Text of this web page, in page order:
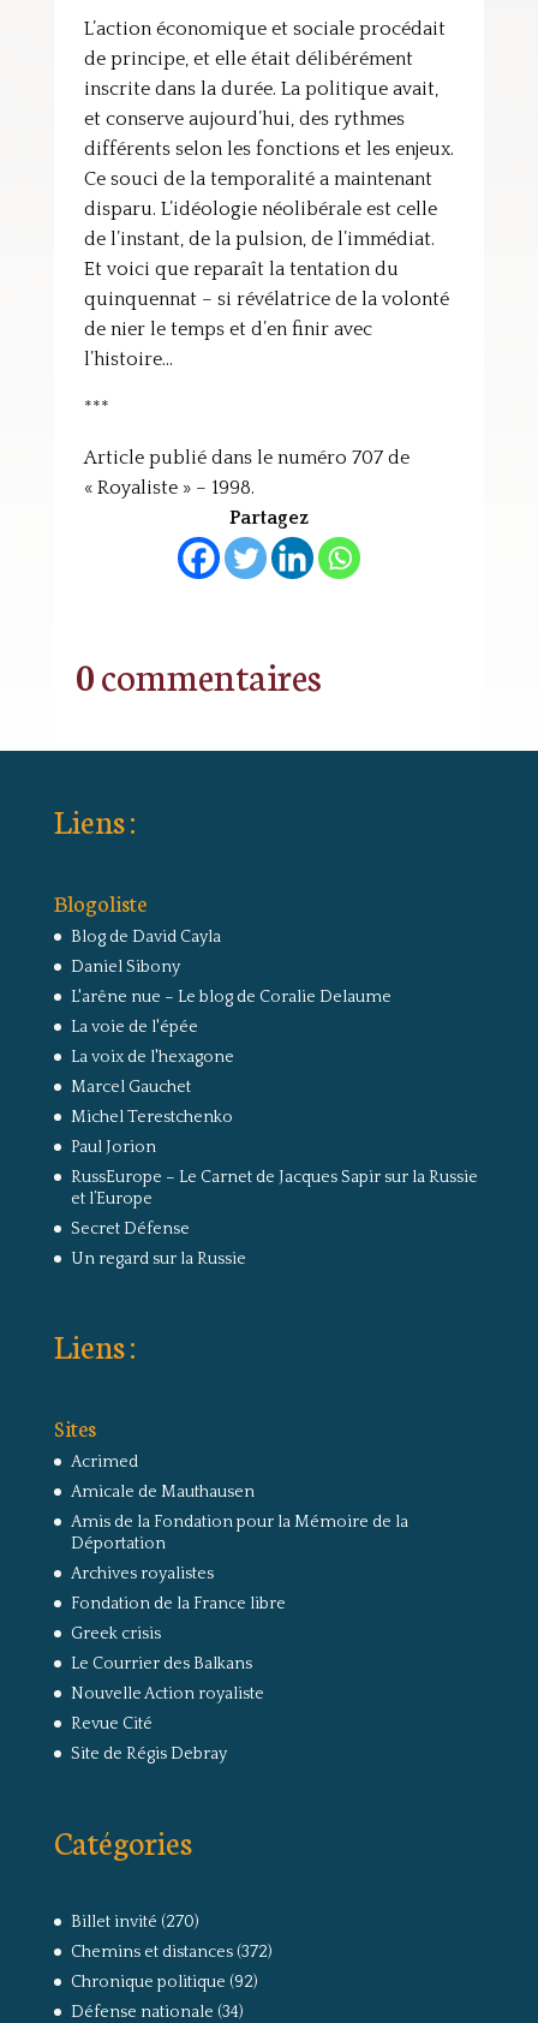
L’action économique et sociale procédait
de principe, et elle était délibérément
inscrite dans la durée. La politique avait,
et conserve aujourd’hui, des rythmes
différents selon les fonctions et les enjeux.
Ce souci de la temporalité a maintenant
disparu. L’idéologie néolibérale est celle
de l’instant, de la pulsion, de l’immédiat.
Et voici que reparaît la tentation du
quinquennat – si révélatrice de la volonté
de nier le temps et d’en finir avec
l’histoire…
***
Article publié dans le numéro 707 de
« Royaliste » – 1998.
Partagez
0 commentaires
Liens :
Blogoliste
Blog de David Cayla
Daniel Sibony
L'arêne nue – Le blog de Coralie Delaume
La voie de l'épée
La voix de l'hexagone
Marcel Gauchet
Michel Terestchenko
Paul Jorion
RussEurope – Le Carnet de Jacques Sapir sur la Russie
et l’Europe
Secret Défense
Un regard sur la Russie
Liens :
Sites
Acrimed
Amicale de Mauthausen
Amis de la Fondation pour la Mémoire de la
Déportation
Archives royalistes
Fondation de la France libre
Greek crisis
Le Courrier des Balkans
Nouvelle Action royaliste
Revue Cité
Site de Régis Debray
Catégories
Billet invité (270)
Chemins et distances(372)
Chronique politique (92)
Défense nationale (34)